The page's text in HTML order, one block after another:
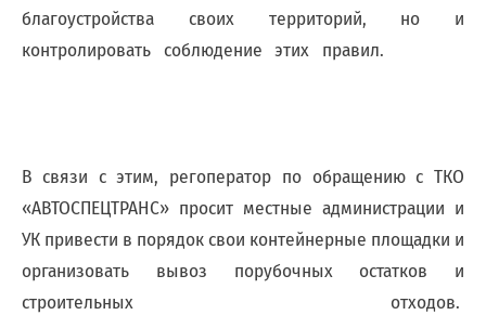
(или
по
информационной
квитанции)
Приемная
8
(8142)
благоустройства своих территорий, но и
контролировать соблюдение этих правил.
В связи с этим, регоператор по обращению с ТКО
«АВТОСПЕЦТРАНС» просит местные администрации и
УК привести в порядок свои контейнерные площадки и
организовать вывоз порубочных остатков и
строительных отходов.